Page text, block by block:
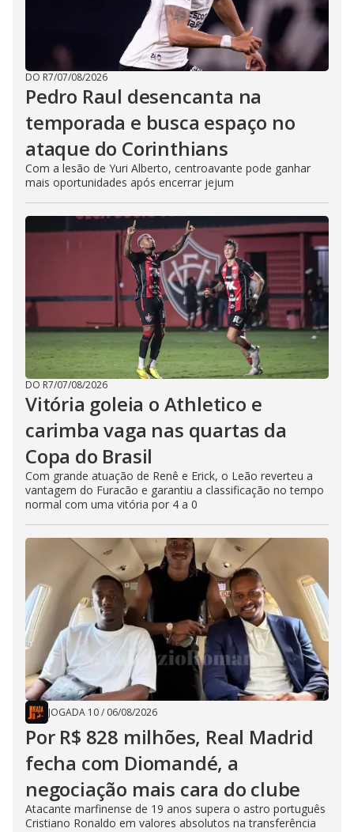
DO R7/07/08/2026
Pedro Raul desencanta na
temporada e busca espaço no
ataque do Corinthians
Com a lesão de Yuri Alberto, centroavante pode ganhar
mais oportunidades após encerrar jejum
DO R7/07/08/2026
Vitória goleia o Athletico e
carimba vaga nas quartas da
Copa do Brasil
Com grande atuação de Renê e Erick, o Leão reverteu a
vantagem do Furacão e garantiu a classificação no tempo
normal com uma vitória por 4 a 0
JOGADA 10/ 06/08/2026
Por R$ 828 milhões, Real Madrid
fecha com Diomandé, a
negociação mais cara do clube
Atacante marfinense de 19 anos supera o astro português
Cristiano Ronaldo em valores absolutos na transferência